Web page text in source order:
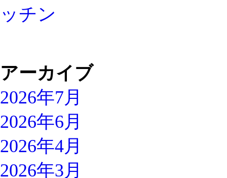
アーカイブ
2026年7月
2026年6月
2026年4月
2026年3月